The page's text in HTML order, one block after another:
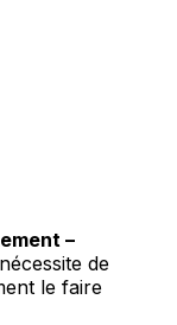
–
de
le faire